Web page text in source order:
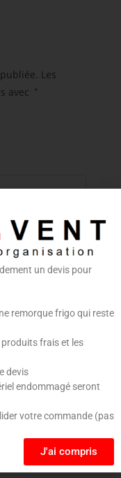
Les
avec
*
et mon site dans
un devis pour
remorque frigo qui reste
frais et les
devis
endommagé seront
votre commande (pas
J'ai compris